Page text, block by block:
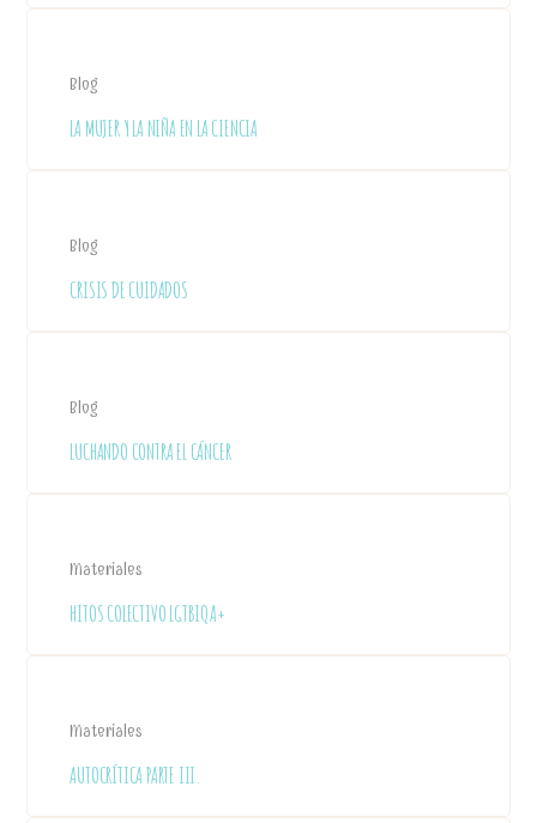
Blog
LA MUJER Y LA NIÑA EN LA CIENCIA
Blog
CRISIS DE CUIDADOS
Blog
LUCHANDO CONTRA EL CÁNCER
Materiales
HITOS COLECTIVO LGTBIQA+
Materiales
AUTOCRÍTICA PARTE III.